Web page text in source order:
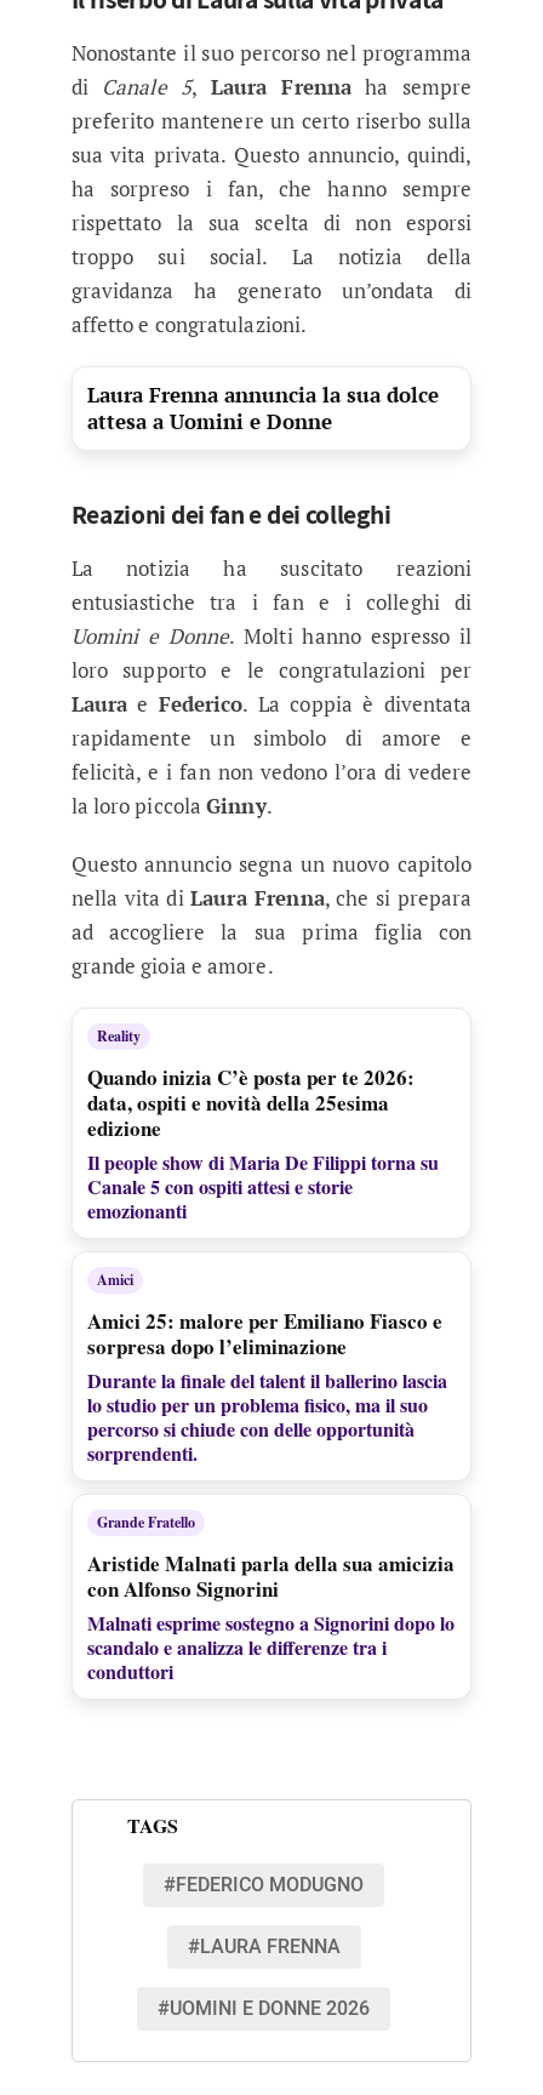
Nonostante il suo percorso nel programma
di Canale 5, Laura Frennaha sempre
preferito mantenere un certo riserbo sulla
sua vita privata. Questo annuncio, quindi,
ha sorpreso i fan, che hanno sempre
rispettato la sua scelta di non esporsi
troppo sui social. La notizia della
gravidanza ha generato un’ondata di
affetto e congratulazioni.
Laura Frenna annuncia la sua dolce
attesa a Uomini e Donne
Reazioni dei fan e dei colleghi
La notizia ha suscitato reazioni
entusiastiche tra i fan e i colleghi di
Uomini e Donne. Molti hanno espresso il
loro supporto e le congratulazioni per
Laurae Federico. La coppia è diventata
rapidamente un simbolo di amore e
felicità, e i fan non vedono l’ora di vedere
la loro piccolaGinny.
Questo annuncio segna un nuovo capitolo
nella vita diLaura Frenna, che si prepara
ad accogliere la sua prima figlia con
grande gioia e amore.
Reality
Quando inizia C’è posta per te 2026:
data, ospiti e novità della 25esima
edizione
Il people show di Maria De Filippi torna su
Canale 5 con ospiti attesi e storie
emozionanti
Amici
Amici 25: malore per Emiliano Fiasco e
sorpresa dopo l’eliminazione
Durante la finale del talent il ballerino lascia
lo studio per un problema fisico, ma il suo
percorso si chiude con delle opportunità
sorprendenti.
Grande Fratello
Aristide Malnati parla della sua amicizia
con Alfonso Signorini
Malnati esprime sostegno a Signorini dopo lo
scandalo e analizza le differenze tra i
conduttori
TAGS
#FEDERICO MODUGNO
#LAURA FRENNA
#UOMINI E DONNE 2026